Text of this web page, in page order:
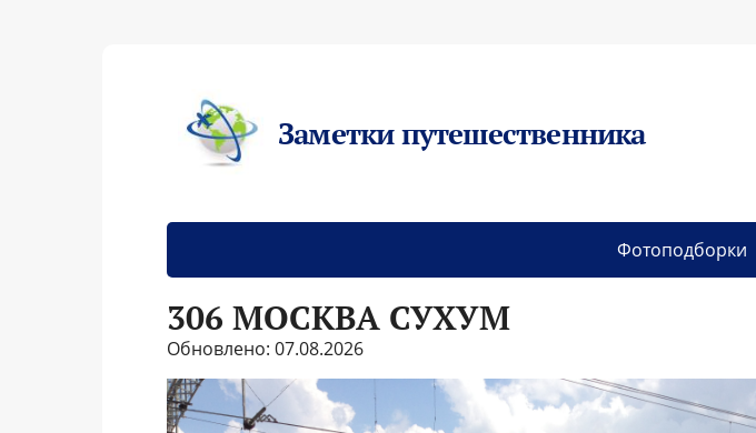
Заметки путешественника
Фотоподборки
306 МОСКВА СУХУМ
Обновлено: 07.08.2026